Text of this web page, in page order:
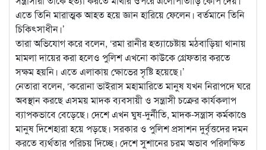
এতে তিনি মারাত্মক আহত হয়ে জ্ঞান হারিয়ে ফেলেন। বর্তমানে তিনি
চিকিৎসাধীন।’
তারা অভিযোগ করে বলেন, ‘রমা রানীর হত্যাচেষ্টায় মঠবাড়িয়া থানায়
মামলা দায়ের করা হলেও পুলিশ এখনো কাউকে গ্রেফতার করতে
সক্ষম হয়নি। এতে এলাকায় ক্ষোভের সৃষ্টি হয়েছে।’
নেতারা বলেন, ‘করোনা ভাইরাস মহামারিতে মানুষ যখন নিরাপদে ঘরে
অবস্থান করছে এসময় মাদক ব্যবসায়ী ও সন্ত্রাসী চক্রের কার্যকলাপ
ব্যাপকভাবে বেড়েছে। দেশে এখন ঘুষ-দুর্নীতি, মাদক-সন্ত্রাস কর্মকাণ্ডে
মানুষ দিশেহারা হয়ে পড়ছে। সরকার ও পুলিশ প্রসাশন দুর্বৃত্তদের দমন
করতে ব্যর্থতার পরিচয় দিচ্ছে। দেশে সুশানের চরম অভাব পরিলক্ষিত